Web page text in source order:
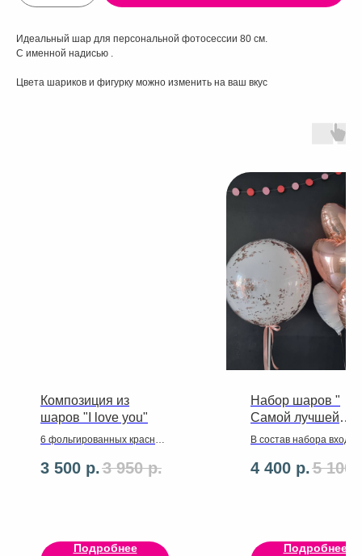
Идеальный шар для персональной фотосессии 80 см.
С именной надисью .
Цвета шариков и фигурку можно изменить на ваш вкус
Композиция из
шаров "I love you"
6 фольгированных красных
фольгированная надпись
3 500 р.3 950 р.
Подробнее
Набор шаров "
Самой лучшей
девушке"
В состав набора входит
сердцем,гигантский
4 400 р.5 100
Подробнее